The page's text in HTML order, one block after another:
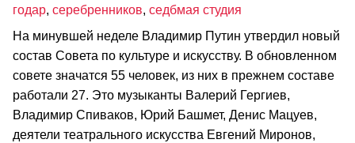
годар, серебренников, седбмая студия
На минувшей неделе Владимир Путин утвердил новый
состав Совета по культуре и искусству. В обновленном
совете значатся 55 человек, из них в прежнем составе
работали 27. Это музыканты Валерий Гергиев,
Владимир Спиваков, Юрий Башмет, Денис Мацуев,
деятели театрального искусства Евгений Миронов,